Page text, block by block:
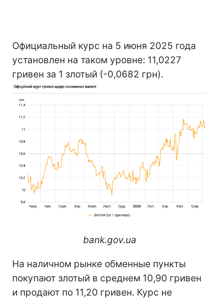
Официальный курс на 5 июня 2025 года
установлен на таком уровне: 11,0227
гривен за 1 злотый (-0,0682 грн).
bank.gov.ua
На наличном рынке обменные пункты
покупают злотый в среднем 10,90 гривен
и продают по 11,20 гривен. Курс не